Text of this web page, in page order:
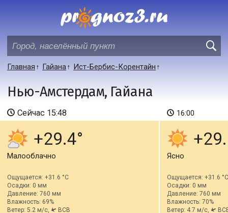
Главная Гайана Ист-Бербис-Корентайн
Нью-Амстердам, Гайана
Сейчас 15:48
+29.4
Малооблачно
Ощущается: +31.6 °C
Осадки: 0 мм
Давление: 760 мм
Влажность: 69%
Ветер: 5.2 м/с,
ВСВ
16:00
Ясно
Ощущается: +31.6 °C
Осадки: 0 мм
Давление: 760 мм
Влажность: 70%
Ветер: 4.7 м/с,